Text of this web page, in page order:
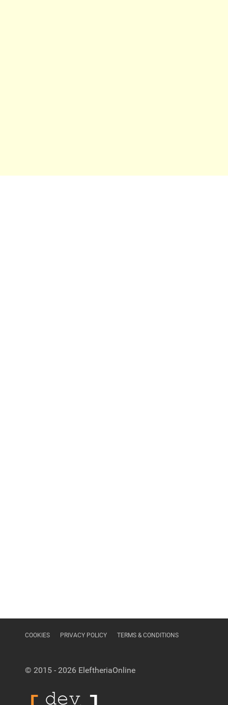
COOKIES PRIVACY POLICY TERMS & CONDITIONS
© 2015 - 2026 EleftheriaOnline